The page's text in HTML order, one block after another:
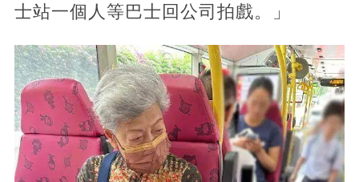
士站一個人等巴士回公司拍戲。」